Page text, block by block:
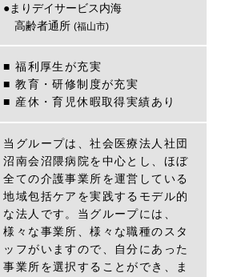
●まりデイサービス内海
高齢者通所(福山市)
■ 福利厚生が充実
■ 教育・研修制度が充実
■ 産休・育児休暇取得実績あり
当グループは、社会医療法人社団
沼南会沼隈病院を中心とし、ほぼ
全ての介護事業所を運営している
地域包括ケアを実践するモデル的
な法人です。当グループには、
様々な事業所、様々な職種のスタ
ッフがいますので、自分にあった
事業所を選択することができ、ま